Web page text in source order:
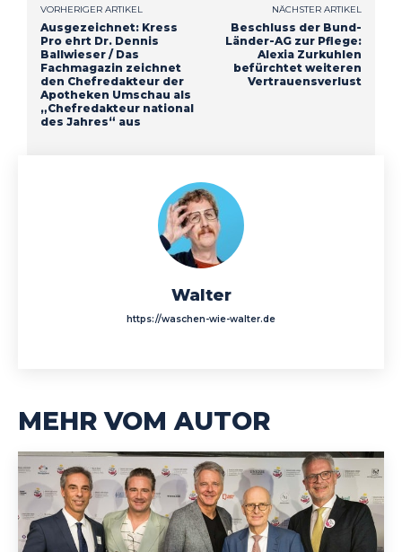
VORHERIGER ARTIKEL
Ausgezeichnet: Kress
Pro ehrt Dr. Dennis
Ballwieser / Das
Fachmagazin zeichnet
den Chefredakteur der
Apotheken Umschau als
„Chefredakteur national
des Jahres“ aus
NÄCHSTER ARTIKEL
Beschluss der Bund-
Länder-AG zur Pflege:
Alexia Zurkuhlen
befürchtet weiteren
Vertrauensverlust
Walter
https://waschen-wie-walter.de
MEHR VOM AUTOR